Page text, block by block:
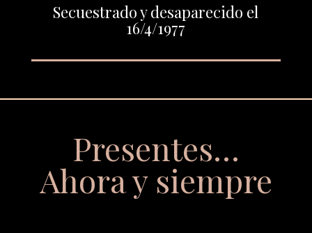
Secuestrado y desaparecido el
16/4/1977
Presentes…
Ahora y siempre